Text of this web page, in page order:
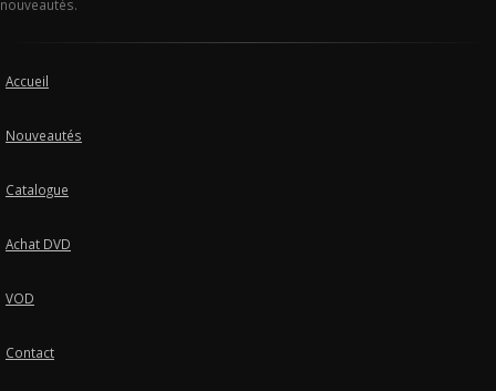
nouveautés.
Accueil
Nouveautés
Catalogue
Achat DVD
VOD
Contact